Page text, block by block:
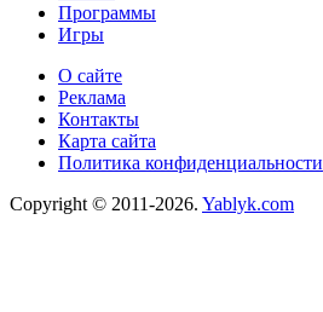
Программы
Игры
О сайте
Реклама
Контакты
Карта сайта
Политика конфиденциальности
Copyright © 2011-2026. Yablyk.сom